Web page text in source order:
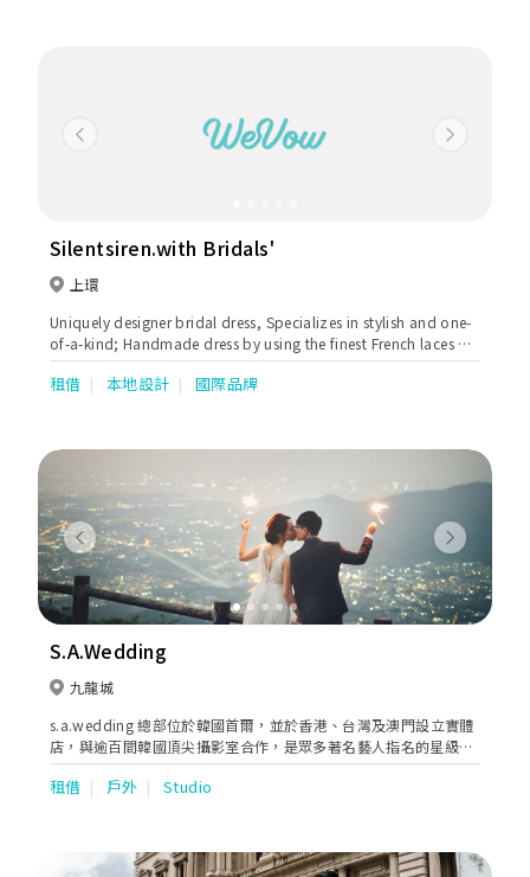
Previous Next
Silentsiren.with Bridals'
上環
Uniquely designer bridal dress, Specializes in stylish and one-
of-a-kind; Handmade dress by using the finest French laces &
silks/delivered world!
租借 本地設計 國際品牌
Previous Next
S.A.Wedding
九龍城
s.a.wedding 總部位於韓國首爾，並於香港、台灣及澳門設立實體
店，與逾百間韓國頂尖攝影室合作，是眾多著名藝人指名的星級團
隊。
租借 戶外 Studio